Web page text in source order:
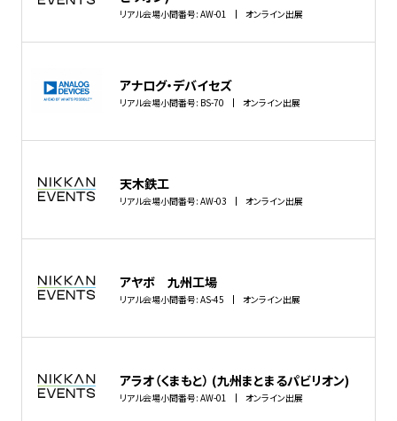
リアル会場小間番号: AW-01 オンライン出展
アナログ・デバイセズ
リアル会場小間番号: BS-70 オンライン出展
天木鉄工
リアル会場小間番号: AW-03 オンライン出展
アヤボ 九州工場
リアル会場小間番号: AS-45 オンライン出展
アラオ（くまもと） (九州まとまるパビリオン)
リアル会場小間番号: AW-01 オンライン出展